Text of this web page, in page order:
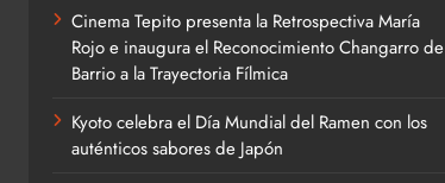
Cinema Tepito presenta la Retrospectiva María
Rojo e inaugura el Reconocimiento Changarro de
Barrio a la Trayectoria Fílmica
Kyoto celebra el Día Mundial del Ramen con los
auténticos sabores de Japón